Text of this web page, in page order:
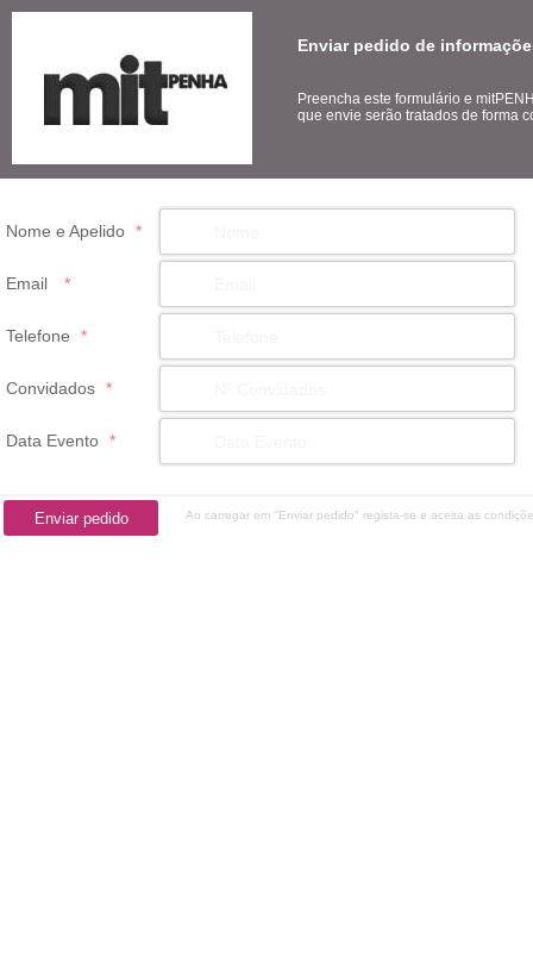
Enviar pedido de
Preencha este formulário e
que envie serão tratados de forma
Nome e Apelido *
Email *
Telefone *
Convidados *
Data Evento *
Ao carregar em "Enviar pedido" regista-se e aceita as